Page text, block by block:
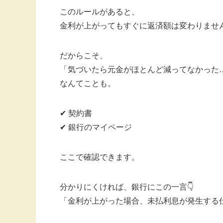
このルールがあると、
金利が上がってもすぐに返済額は変わりませ
だからこそ、
「気づいたら元金がほとんど減ってなかった
なんてことも。
✔ 契約書
✔ 銀行のマイページ
ここで確認できます。
分かりにくければ、銀行にこの一言👇
「金利が上がった場合、未払利息が発生する